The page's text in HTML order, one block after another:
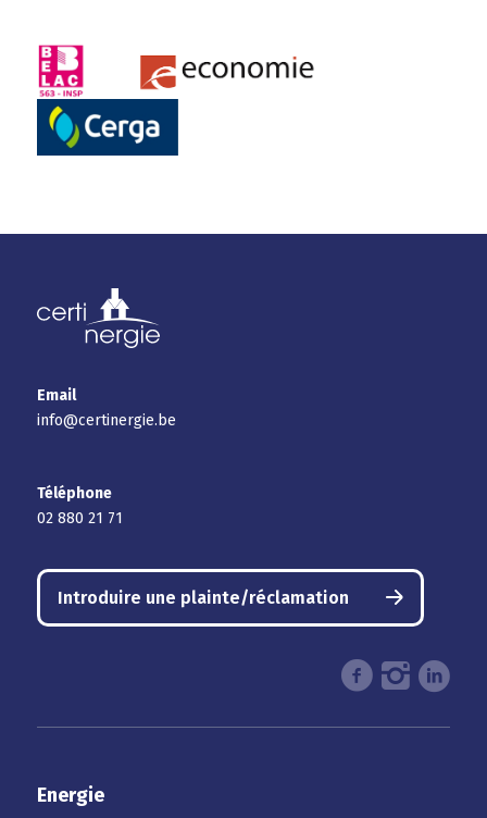
Email
info@certinergie.be
Téléphone
02 880 21 71
Introduire une plainte/réclamation
Energie